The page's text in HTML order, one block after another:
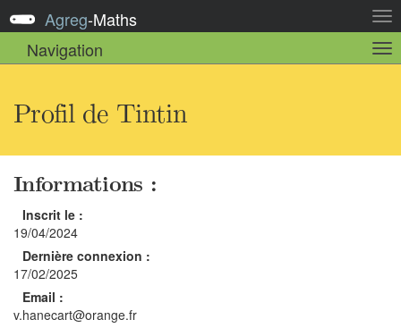
la
Agreg-Maths
Navigation
la
Profil de Tintin
Informations :
Inscrit le :
19/04/2024
Dernière connexion :
17/02/2025
Email :
v.hanecart@orange.fr